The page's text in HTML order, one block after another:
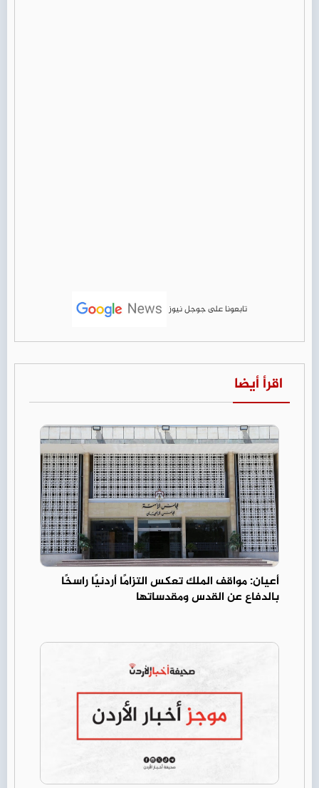
تابعونا على جوجل نيوز
اقرأ أيضا
أعيان: مواقف الملك تعكس التزامًا أردنيًا راسخًا
بالدفاع عن القدس ومقدساتها